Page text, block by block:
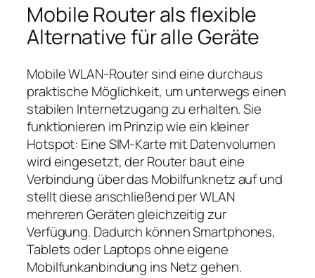
Mobile Router als flexible
Alternative für alle Geräte
Mobile WLAN‑Router sind eine durchaus
praktische Möglichkeit, um unterwegs einen
stabilen Internetzugang zu erhalten. Sie
funktionieren im Prinzip wie ein kleiner
Hotspot: Eine SIM‑Karte mit Datenvolumen
wird eingesetzt, der Router baut eine
Verbindung über das Mobilfunknetz auf und
stellt diese anschließend per WLAN
mehreren Geräten gleichzeitig zur
Verfügung. Dadurch können Smartphones,
Tablets oder Laptops ohne eigene
Mobilfunkanbindung ins Netz gehen.